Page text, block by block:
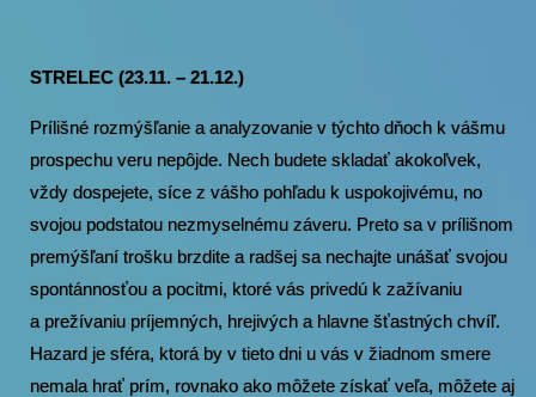
STRELEC (23.11. – 21.12.)
Prílišné rozmýšľanie a analyzovanie v týchto dňoch k vášmu
prospechu veru nepôjde. Nech budete skladať akokoľvek,
vždy dospejete, síce z vášho pohľadu k uspokojivému, no
svojou podstatou nezmyselnému záveru. Preto sa v prílišnom
premýšľaní trošku brzdite a radšej sa nechajte unášať svojou
spontánnosťou a pocitmi, ktoré vás privedú k zažívaniu
a prežívaniu príjemných, hrejivých a hlavne šťastných chvíľ.
Hazard je sféra, ktorá by v tieto dni u vás v žiadnom smere
nemala hrať prím, rovnako ako môžete získať veľa, môžete aj